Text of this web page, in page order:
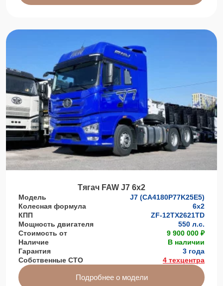
Тягач FAW J7 6x2
Модель
J7 (CA4180P77K25E5)
Колесная формула
6x2
КПП
ZF-12TX2621TD
Мощность двигателя
550 л.с.
Стоимость от
9 900 000 ₽
Наличие
В наличии
Гарантия
3 года
Собственные СТО
4 техцентра
Подробнее о модели